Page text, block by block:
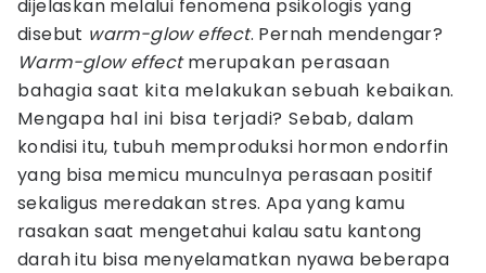
dijelaskan melalui fenomena psikologis yang
disebut warm-glow effect. Pernah mendengar?
Warm-glow effectmerupakan perasaan
bahagia saat kita melakukan sebuah kebaikan.
Mengapa hal ini bisa terjadi? Sebab, dalam
kondisi itu, tubuh memproduksi hormon endorfin
yang bisa memicu munculnya perasaan positif
sekaligus meredakan stres. Apa yang kamu
rasakan saat mengetahui kalau satu kantong
darah itu bisa menyelamatkan nyawa beberapa